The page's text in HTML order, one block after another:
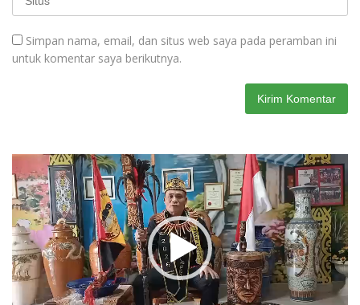
Simpan nama, email, dan situs web saya pada peramban ini
untuk komentar saya berikutnya.
Pemutar
Video